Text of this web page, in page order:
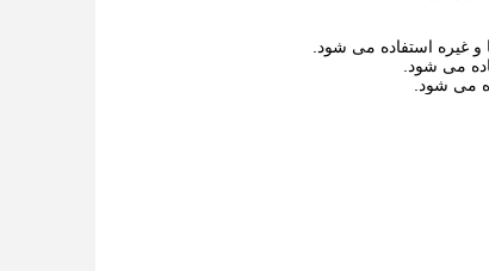
و غیره استفاده می شود.
می شود.
می شود.